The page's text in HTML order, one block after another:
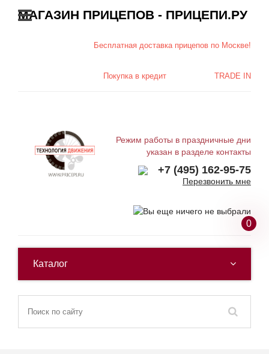
МАГАЗИН ПРИЦЕПОВ - ПРИЦЕПИ.РУ
Бесплатная доставкаприцепов по Москве!
TRADE IN
Покупка в кредит
Режим работы в праздничные дни
указан в разделе контакты
+7 (495) 162-95-75
Перезвонить мне
0
Каталог